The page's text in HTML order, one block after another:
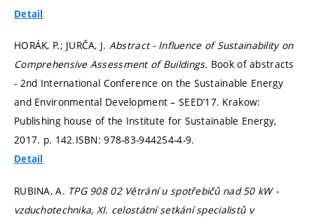
Detail
HORÁK, P.; JURČA, J. Abstract - Influence of Sustainability on
Comprehensive Assessment of Buildings. Book of abstracts
- 2nd International Conference on the Sustainable Energy
and Environmental Development – SEED’17. Krakow:
Publishing house of the Institute for Sustainable Energy,
2017. p. 142.ISBN: 978-83-944254-4-9.
Detail
RUBINA, A. TPG 908 02 Větrání u spotřebičů nad 50 kW -
vzduchotechnika, XI. celostátní setkání specialistů v